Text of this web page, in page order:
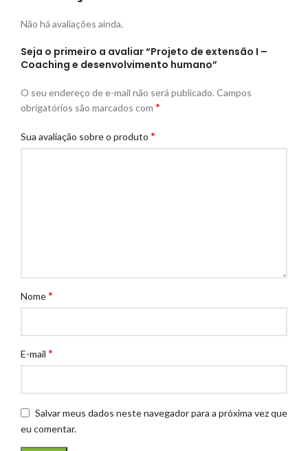
Não há avaliações ainda.
Seja o primeiro a avaliar “Projeto de extensão I –
Coaching e desenvolvimento humano”
O seu endereço de e-mail não será publicado.Campos
obrigatórios são marcados com *
Sua avaliação sobre o produto *
Nome*
E-mail *
Salvar meus dados neste navegador para a próxima vez que
eu comentar.